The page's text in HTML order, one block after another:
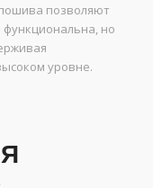
позволяют
функциональна, но
уровне.